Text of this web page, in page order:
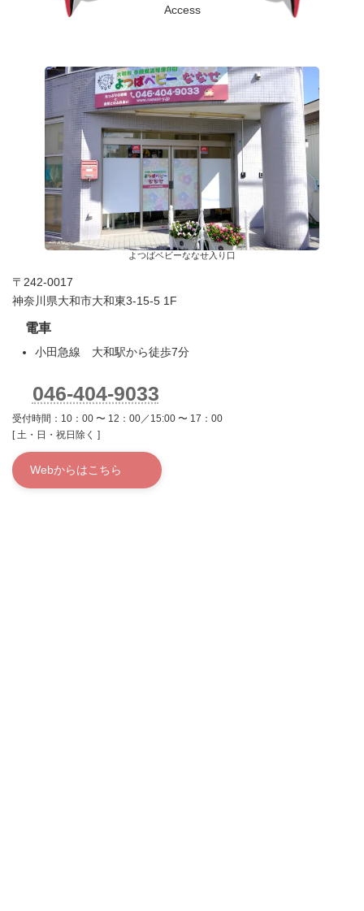
Access
よつばベビーななせ入り口
〒242-0017
神奈川県大和市大和東3-15-5 1F
電車
小田急線 大和駅から徒歩7分
046-404-9033
受付時間：10：00 〜 12：00／15:00 〜 17：00
[ 土・日・祝日除く ]
Webからはこちら